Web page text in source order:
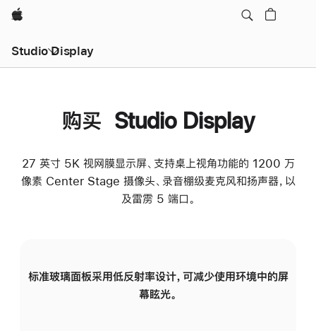
Apple
Studio Display
购买 Studio Display
27 英寸 5K 视网膜显示屏、支持桌上视角功能的 1200 万
像素 Center Stage 摄像头、录音棚级麦克风和扬声器，以
及雷雳 5 端口。
标准玻璃面板采用低反射率设计，可减少使用环境中的屏
幕眩光。